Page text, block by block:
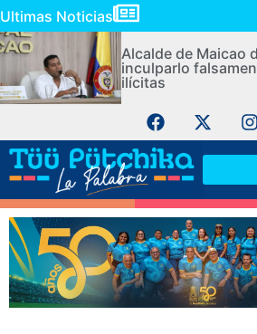
Ultimas Noticias
Alcalde de Maicao
inculparlo
ilícitas